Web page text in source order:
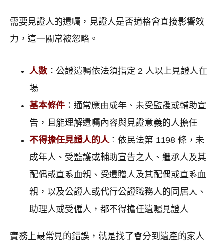
需要見證人的遺囑，見證人是否適格會直接影響效
力，這一關常被忽略。
人數 ：公證遺囑依法須指定 2 人以上見證人在
場
基本條件 ：通常應由成年、未受監護或輔助宣
告，且能理解遺囑內容與見證意義的人擔任
不得擔任見證人的人：依民法第 1198 條，未
成年人、受監護或輔助宣告之人、繼承人及其
配偶或直系血親、受遺贈人及其配偶或直系血
親，以及公證人或代行公證職務人的同居人、
助理人或受僱人，都不得擔任遺囑見證人
實務上最常見的錯誤，就是找了會分到遺產的家人